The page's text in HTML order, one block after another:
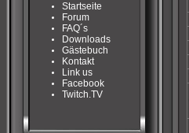
Startseite
Forum
FAQ´s
Downloads
Gästebuch
Kontakt
Link us
Facebook
Twitch.TV